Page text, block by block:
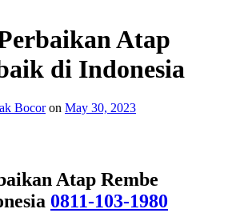
Atap
di Indonesia
Bocoron May 30, 2023
Atap Rembe
0811-103-1980